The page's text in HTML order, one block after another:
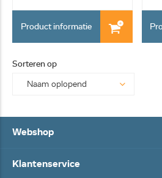
Product informatie
Sorteren op
Webshop
Klantenservice